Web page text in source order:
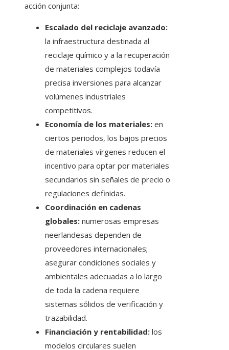
acción conjunta:
Escalado del reciclaje avanzado:
la infraestructura destinada al
reciclaje químico y a la recuperación
de materiales complejos todavía
precisa inversiones para alcanzar
volúmenes industriales
competitivos.
Economía de los materiales: en
ciertos periodos, los bajos precios
de materiales vírgenes reducen el
incentivo para optar por materiales
secundarios sin señales de precio o
regulaciones definidas.
Coordinación en cadenas
globales: numerosas empresas
neerlandesas dependen de
proveedores internacionales;
asegurar condiciones sociales y
ambientales adecuadas a lo largo
de toda la cadena requiere
sistemas sólidos de verificación y
trazabilidad.
Financiación y rentabilidad: los
modelos circulares suelen